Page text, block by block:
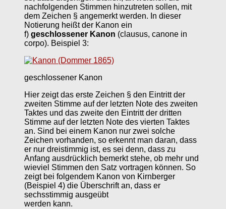
nachfolgenden Stimmen hinzutreten sollen, mit
dem Zeichen § angemerkt werden. In dieser
Notierung heißt der Kanon ein
f) geschlossener Kanon (clausus, canone in
corpo). Beispiel 3:
geschlossener Kanon
Hier zeigt das erste Zeichen § den Eintritt der
zweiten Stimme auf der letzten Note des zweiten
Taktes und das zweite den Eintritt der dritten
Stimme auf der letzten Note des vierten Taktes
an. Sind bei einem Kanon nur zwei solche
Zeichen vorhanden, so erkennt man daran, dass
er nur dreistimmig ist, es sei denn, dass zu
Anfang ausdrücklich bemerkt stehe, ob mehr und
wieviel Stimmen den Satz vortragen können. So
zeigt bei folgendem Kanon von Kirnberger
(Beispiel 4) die Überschrift an, dass er
sechsstimmig ausgeübt
werden kann.